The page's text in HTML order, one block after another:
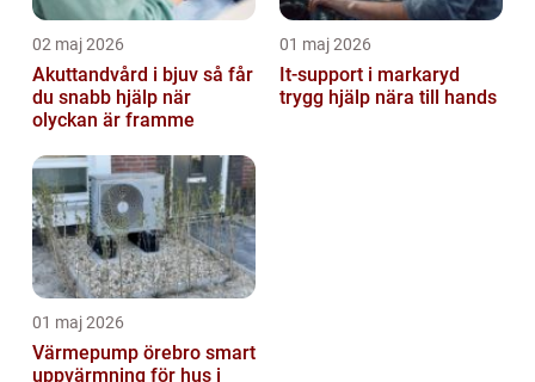
02 maj 2026
Akuttandvård i bjuv så får
du snabb hjälp när
olyckan är framme
01 maj 2026
It-support i markaryd
trygg hjälp nära till hands
01 maj 2026
Värmepump örebro smart
uppvärmning för hus i